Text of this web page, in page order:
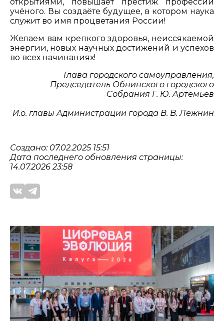
учёного. Вы создаёте будущее, в котором наука
служит во имя процветания России!
Желаем вам крепкого здоровья, неиссякаемой
энергии, новых научных достижений и успехов
во всех начинаниях!
Глава городского самоуправления,
Председатель Обнинского городского
Собрания Г. Ю. Артемьев
И.о. главы Администрации города В. В. Лежнин
Создано: 07.02.2025 15:51
Дата последнего обновления страницы:
14.07.2026 23:58